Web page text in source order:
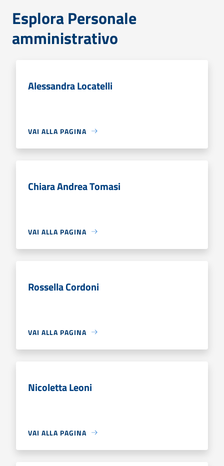
Esplora Personale
amministrativo
Alessandra Locatelli
VAI ALLA PAGINA
Chiara Andrea Tomasi
VAI ALLA PAGINA
Rossella Cordoni
VAI ALLA PAGINA
Nicoletta Leoni
VAI ALLA PAGINA